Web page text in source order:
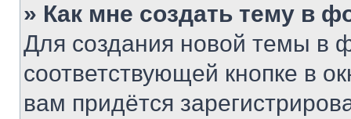
» Как мне создать тему в
Для создания новой темы в
соответствующей кнопке в
вам придётся